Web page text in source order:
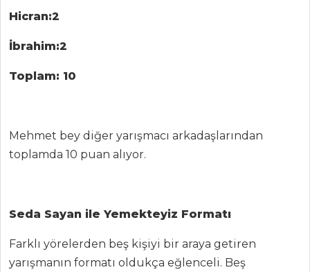
Demirhindi
İçecekler Tüm
Tarifleri
TÜRLÜ
Hicran:2
İbrahim:2
Toplam: 10
Mehmet bey diğer yarışmacı arkadaşlarından
toplamda 10 puan alıyor.
Seda Sayan ile Yemekteyiz Formatı
Farklı yörelerden beş kişiyi bir araya getiren
yarışmanın formatı oldukça eğlenceli. Beş